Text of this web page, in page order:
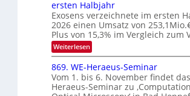
I
O
N
2
0
2
6
n
d
i
e
K
I
m
i
t
d
e
ersten Halbjahr
Exosens verzeichnete im ersten
2026 einen Umsatz von
Plus von 15,3% im Vergleich zum
Weiterlesen:
E
x
o
s
e
869. WE-Heraeus-Seminar
Vom 1. bis 6. November findet
Heraeus-Seminar zu